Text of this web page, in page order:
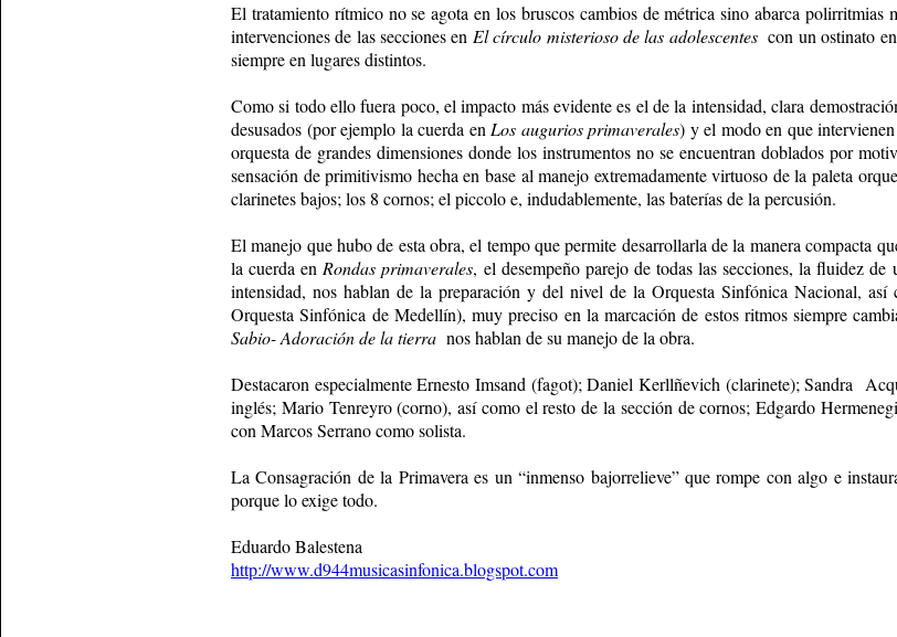
El tratamiento rítmico no se agota en los bruscos cambios de métrica sino abarca
intervenciones de las secciones en El círculo misterioso de las adolescentescon un ostinato en
siempre en lugares distintos.
Como si todo ello fuera poco, el impacto más evidente es el de la intensidad, clara
desusados (por ejemplo la cuerda enLos augurios primaverales) y el modo en que
orquesta de grandes dimensiones donde los instrumentos no se encuentran doblados por
sensación de primitivismo hecha en base al manejo extremadamente virtuoso de la paleta
clarinetes bajos; los 8 cornos; el piccolo e, indudablemente, las baterías de la percusión.
El manejo que hubo de esta obra, el tempo que permite desarrollarla de la manera compacta
la cuerda enRondas primaverales, el desempeño parejo de todas las secciones, la fluidez
intensidad, nos hablan de la preparación y del nivel de la Orquesta Sinfónica Nacional,
Orquesta Sinfónica de Medellín), muy preciso en la marcación de estos ritmos siempre
Sabio- Adoración de la tierra nos hablan de su manejo de la obra.
Destacaron especialmente Ernesto Imsand (fagot); Daniel Kerllñevich (clarinete); Sandra
inglés; Mario Tenreyro (corno), así como el resto de la sección de cornos; Edgardo
con Marcos Serrano como solista.
La Consagración de la Primavera es un “inmenso bajorrelieve” que rompe con algo e
porque lo exige todo.
Eduardo Balestena
http://www.d944musicasinfonica.blogspot.com